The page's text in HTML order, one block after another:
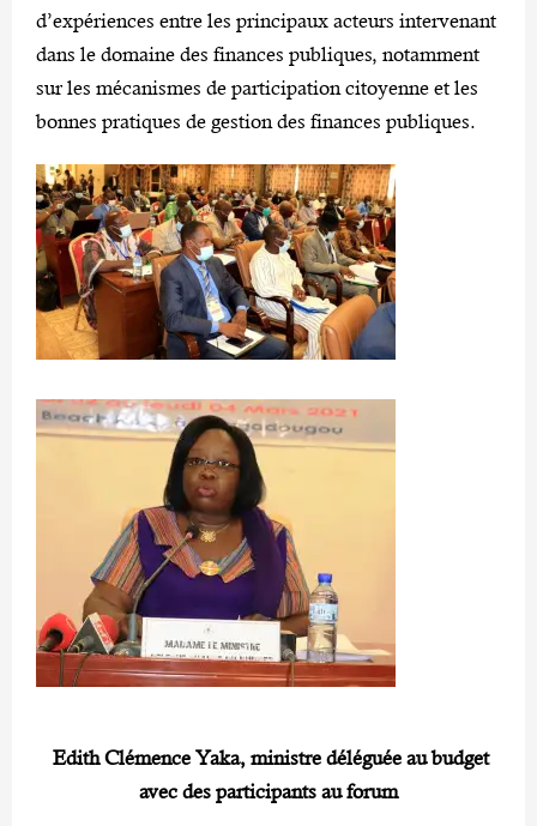
d’expériences entre les principaux acteurs intervenant
dans le domaine des finances publiques, notamment
sur les mécanismes de participation citoyenne et les
bonnes pratiques de gestion des finances publiques.
Edith Clémence Yaka, ministre déléguée au budget
avec des participants au forum